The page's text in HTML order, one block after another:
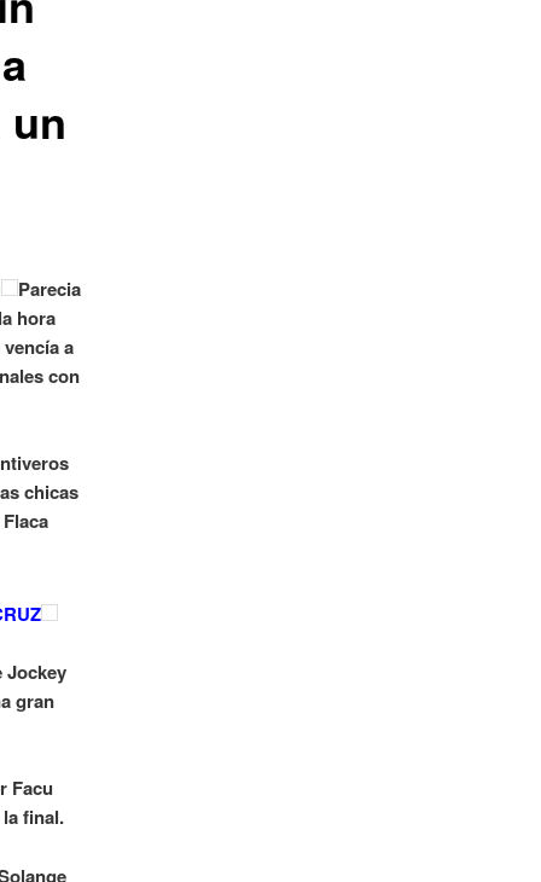
un
Parecia
hora
a
con
chicas
Jockey
gran
Facu
final.